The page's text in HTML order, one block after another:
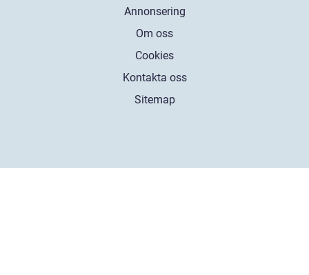
Annonsering
Om oss
Cookies
Kontakta oss
Sitemap